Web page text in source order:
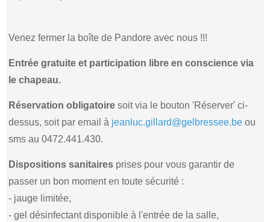
Venez fermer la boîte de Pandore avec nous !!!
Entrée gratuite et participation libre en conscience via
le chapeau.
Réservation obligatoire soit via le bouton 'Réserver' ci-
dessus, soit par email à jeanluc.gillard@gelbressee.be ou
sms au 0472.441.430.
Dispositions sanitaires prises pour vous garantir de
passer un bon moment en toute sécurité :
- jauge limitée,
- gel désinfectant disponible à l'entrée de la salle,